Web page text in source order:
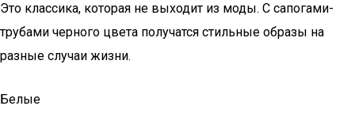
Это классика, которая не выходит из моды. С сапогами-
трубами черного цвета получатся стильные образы на
разные случаи жизни.
Белые